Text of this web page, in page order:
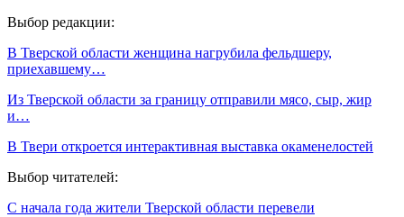
Выбор редакции:
В Тверской области женщина нагрубила фельдшеру,
приехавшему…
Из Тверской области за границу отправили мясо, сыр, жир
и…
В Твери откроется интерактивная выставка окаменелостей
Выбор читателей:
С начала года жители Тверской области перевели